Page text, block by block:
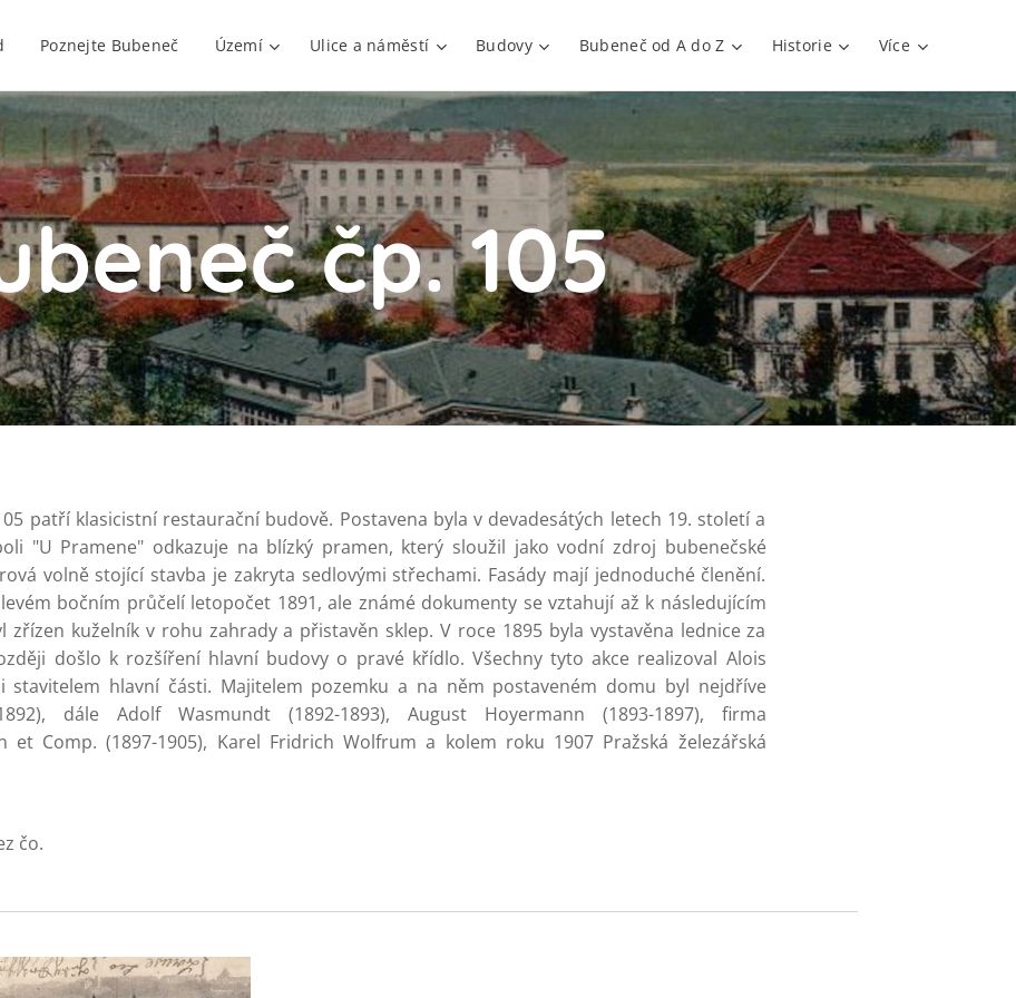
Poznejte Bubeneč Území Ulice a náměstí Budovy Bubeneč od A do Z Historie Více
čp. 105
patří klasicistní restaurační budově. Postavena byla v devadesátých letech 19. století a
"U Pramene" odkazuje na blízký pramen, který sloužil jako vodní zdroj bubenečské
volně stojící stavba je zakryta sedlovými střechami. Fasády mají jednoduché členění.
bočním průčelí letopočet 1891, ale známé dokumenty se vztahují až k následujícím
zřízen kuželník v rohu zahrady a přistavěn sklep. V roce 1895 byla vystavěna lednice za
došlo k rozšíření hlavní budovy o pravé křídlo. Všechny tyto akce realizoval Alois
stavitelem hlavní části. Majitelem pozemku a na něm postaveném domu byl nejdříve
dále Adolf Wasmundt (1892-1893), August Hoyermann (1893-1897), firma
et Comp. (1897-1905), Karel Fridrich Wolfrum a kolem roku 1907 Pražská železářská
čo.